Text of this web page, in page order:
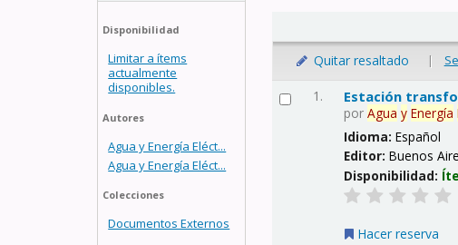
Disponibilidad
Limitar a ítems
actualmente
disponibles.
Autores
Agua y Energía Eléct...
Agua y Energía Eléct...
Colecciones
Documentos Externos
Quitar resaltado |
1. Estación
porAgua y Energía
Idioma:Español
Editor:Buenos
Disponibilidad:
Hacer reserva